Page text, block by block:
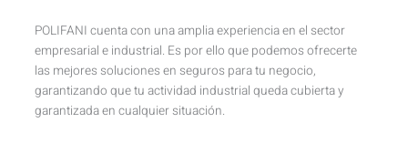
POLIFANI cuenta con una amplia experiencia en el sector
empresarial e industrial. Es por ello que podemos ofrecerte
las mejores soluciones en seguros para tu negocio,
garantizando que tu actividad industrial queda cubierta y
garantizada en cualquier situación.